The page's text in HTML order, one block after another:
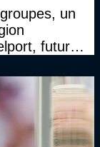
un
futur